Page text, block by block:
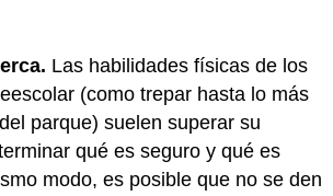
Las habilidades físicas de los
(como trepar hasta lo más
parque) suelen superar su
qué es seguro y qué es
modo, es posible que no se den